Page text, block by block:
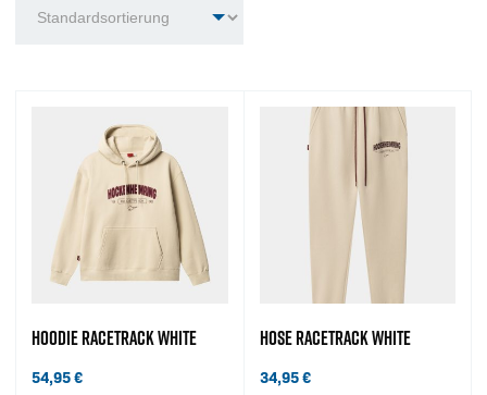
HOODIE RACETRACK WHITE
54,95€
HOSE RACETRACK WHITE
34,95€